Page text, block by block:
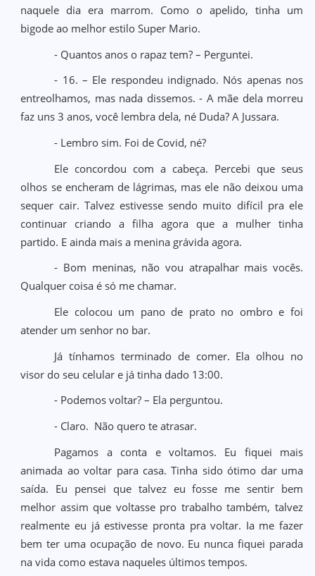
naquele dia era marrom. Como o apelido, tinha um
bigode ao melhor estilo Super Mario.
- Quantos anos o rapaz tem? – Perguntei.
- 16. – Ele respondeu indignado. Nós apenas nos
entreolhamos, mas nada dissemos. - A mãe dela morreu
faz uns 3 anos, você lembra dela, né Duda? A Jussara.
- Lembro sim. Foi de Covid, né?
Ele concordou com a cabeça. Percebi que seus
olhos se encheram de lágrimas, mas ele não deixou uma
sequer cair. Talvez estivesse sendo muito difícil pra ele
continuar criando a filha agora que a mulher tinha
partido. E ainda mais a menina grávida agora.
- Bom meninas, não vou atrapalhar mais vocês.
Qualquer coisa é só me chamar.
Ele colocou um pano de prato no ombro e foi
atender um senhor no bar.
Já tínhamos terminado de comer. Ela olhou no
visor do seu celular e já tinha dado 13:00.
- Podemos voltar? – Ela perguntou.
- Claro. Não quero te atrasar.
Pagamos a conta e voltamos. Eu fiquei mais
animada ao voltar para casa. Tinha sido ótimo dar uma
saída. Eu pensei que talvez eu fosse me sentir bem
melhor assim que voltasse pro trabalho também, talvez
realmente eu já estivesse pronta pra voltar. Ia me fazer
bem ter uma ocupação de novo. Eu nunca fiquei parada
na vida como estava naqueles últimos tempos.